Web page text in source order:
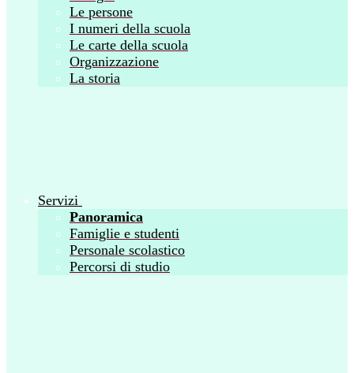
Le persone
I numeri della scuola
Le carte della scuola
Organizzazione
La storia
Servizi
Panoramica
Famiglie e studenti
Personale scolastico
Percorsi di studio